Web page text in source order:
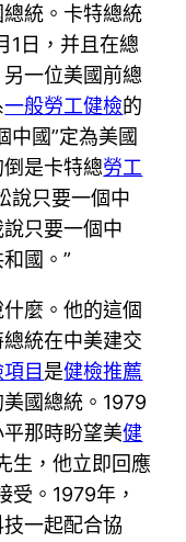
統。卡特總統
1日，并且在總
一位美國前總
一般勞工健檢的
中國”定為美國
是卡特總勞工
說只要一個中
只要一個中
國。”
麼。他的這個
統在中美建交
目是健檢推薦
國總統。1979
平那時盼望美健
生，他立即回應
受。1979年，
技一起配合協